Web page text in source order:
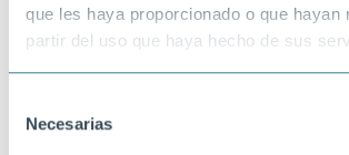
que les haya proporcionado o que hayan
partir del uso que haya hecho de sus
Necesarias